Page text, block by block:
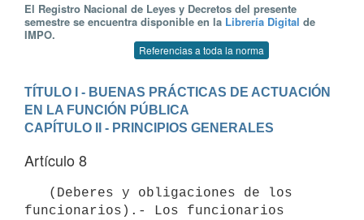
El Registro Nacional de Leyes y Decretos del presente
semestre se encuentra disponible en la Librería Digital de
IMPO.
Referencias a toda la norma
TÍTULO I - BUENAS PRÁCTICAS DE ACTUACIÓN
EN LA FUNCIÓN PÚBLICA
CAPÍTULO II - PRINCIPIOS GENERALES
Artículo 8
funcionarios).- Los funcionarios